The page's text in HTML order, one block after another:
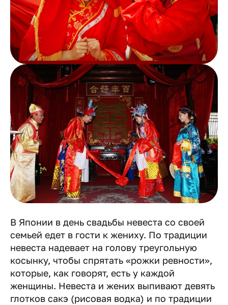
В Японии в день свадьбы невеста со своей
семьей едет в гости к жениху. По традиции
невеста надевает на голову треугольную
косынку, чтобы спрятать «рожки ревности»,
которые, как говорят, есть у каждой
женщины. Невеста и жених выпивают девять
глотков сакэ (рисовая водка) и по традиции